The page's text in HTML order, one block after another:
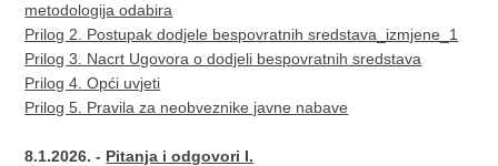
metodologija odabira
Prilog 2. Postupak dodjele bespovratnih sredstava_izmjene_1
Prilog 3. Nacrt Ugovora o dodjeli bespovratnih sredstava
Prilog 4. Opći uvjeti
Prilog 5. Pravila za neobveznike javne nabave
8.1.2026. - Pitanja i odgovori I.